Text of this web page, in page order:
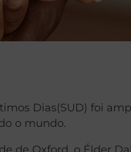
Dias(SUD) foi
o mundo.
de Oxford, o Élder